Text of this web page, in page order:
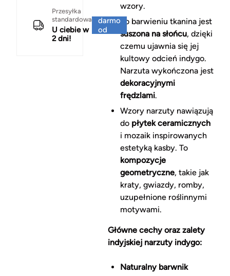
Przesyłka
standardowa
U ciebie w
2 dni!
darmo
od
wzory.
Po barwieniu tkanina jest
suszona na słońcu, dzięki
czemu ujawnia się jej
kultowy odcień indygo.
Narzuta wykończona jest
dekoracyjnymi
frędzlami.
Wzory narzuty nawiązują
do płytek ceramicznych
i mozaik inspirowanych
estetyką kasby. To
kompozycje
geometryczne, takie jak
kraty, gwiazdy, romby,
uzupełnione roślinnymi
motywami.
Główne cechy oraz zalety
indyjskiej narzuty indygo:
Naturalny barwnik